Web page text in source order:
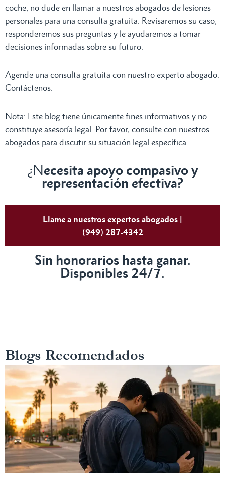
coche, no dude en llamar a nuestros abogados de lesiones
personales para una consulta gratuita. Revisaremos su caso,
responderemos sus preguntas y le ayudaremos a tomar
decisiones informadas sobre su futuro.
Agende una consulta gratuita con nuestro experto abogado.
Contáctenos.
Nota: Este blog tiene únicamente fines informativos y no
constituye asesoría legal. Por favor, consulte con nuestros
abogados para discutir su situación legal específica.
¿Necesita apoyo compasivo y
representación efectiva?
Llame a nuestros expertos abogados |
(949) 287-4342
Sin honorarios hasta ganar.
Disponibles 24/7.
Blogs Recomendados